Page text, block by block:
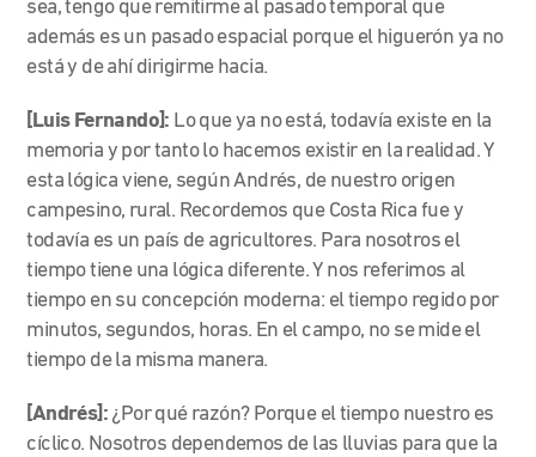
sea, tengo que remitirme al pasado temporal que
además es un pasado espacial porque el higuerón ya no
está y de ahí dirigirme hacia.
[Luis Fernando]: Lo que ya no está, todavía existe en la
memoria y por tanto lo hacemos existir en la realidad. Y
esta lógica viene, según Andrés, de nuestro origen
campesino, rural. Recordemos que Costa Rica fue y
todavía es un país de agricultores. Para nosotros el
tiempo tiene una lógica diferente. Y nos referimos al
tiempo en su concepción moderna: el tiempo regido por
minutos, segundos, horas. En el campo, no se mide el
tiempo de la misma manera.
[Andrés]: ¿Por qué razón? Porque el tiempo nuestro es
cíclico. Nosotros dependemos de las lluvias para que la